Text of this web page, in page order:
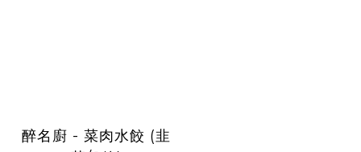
醉名廚 - 菜肉水餃 (韭